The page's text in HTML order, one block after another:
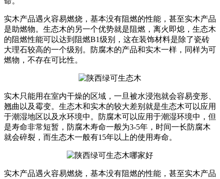
实木产品遇火容易燃烧，基本没有阻燃的性能，甚至实木产品
是助燃物。生态木的另一个优势就是阻燃，离火即熄，生态木
的阻燃性能可以达到阻燃B1级别，这在装饰材料是除了瓷砖
大理石较高的一个级别。防腐木的产品和实木一样，同样为可
燃物，不存在可比性。
实木只能用在室内干燥的区域，一旦被水浸泡就会容易变形、
翘曲以及霉变。生态木和实木的较大差别就是生态木可以应用
于潮湿地区以及水环境中。防腐木可以应用于潮湿环境中，但
是寿命非常短暂，防腐木寿命一般为3-5年，时间一长防腐木
就会碎裂，而生态木一般有15年以上的使用寿命。
实木产品遇火容易燃烧，基本没有阻燃的性能，甚至实木产品